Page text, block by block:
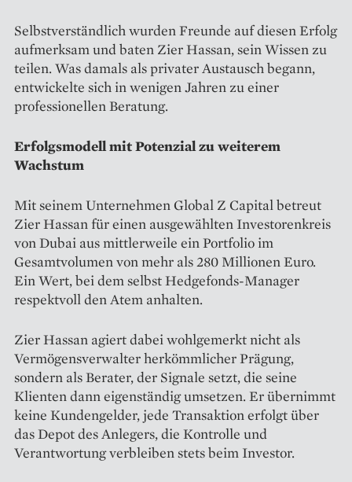
Selbstverständlich wurden Freunde auf diesen Erfolg
aufmerksam und baten Zier Hassan, sein Wissen zu
teilen. Was damals als privater Austausch begann,
entwickelte sich in wenigen Jahren zu einer
professionellen Beratung.
Erfolgsmodell mit Potenzial zu weiterem
Wachstum
Mit seinem Unternehmen Global Z Capital betreut
Zier Hassan für einen ausgewählten Investorenkreis
von Dubai aus mittlerweile ein Portfolio im
Gesamtvolumen von mehr als 280 Millionen Euro.
Ein Wert, bei dem selbst Hedgefonds-Manager
respektvoll den Atem anhalten.
Zier Hassan agiert dabei wohlgemerkt nicht als
Vermögensverwalter herkömmlicher Prägung,
sondern als Berater, der Signale setzt, die seine
Klienten dann eigenständig umsetzen. Er übernimmt
keine Kundengelder, jede Transaktion erfolgt über
das Depot des Anlegers, die Kontrolle und
Verantwortung verbleiben stets beim Investor.